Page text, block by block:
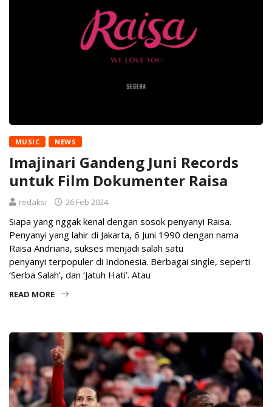
MUSIC NEWS
Imajinari Gandeng Juni Records
untuk Film Dokumenter Raisa
redaksi 26 Feb 2024
Siapa yang nggak kenal dengan sosok penyanyi Raisa.
Penyanyi yang lahir di Jakarta, 6 Juni 1990 dengan nama
Raisa Andriana, sukses menjadi salah satu
penyanyi terpopuler di Indonesia. Berbagai single, seperti
‘Serba Salah’, dan ‘Jatuh Hati’. Atau
READ MORE